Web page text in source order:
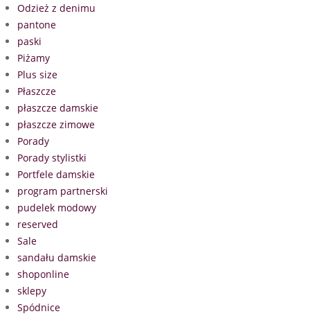
Odzież z denimu
pantone
paski
Piżamy
Plus size
Płaszcze
płaszcze damskie
płaszcze zimowe
Porady
Porady stylistki
Portfele damskie
program partnerski
pudelek modowy
reserved
Sale
sandału damskie
shoponline
sklepy
Spódnice